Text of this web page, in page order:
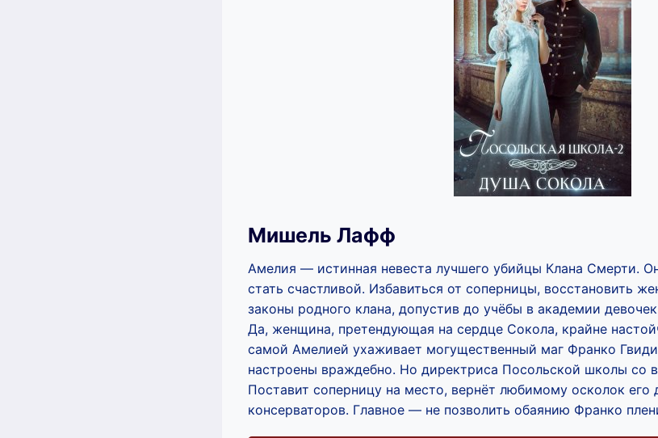
Мишель Лафф
Амелия — истинная невеста лучшего убийцы Клана Смерти.
стать счастливой. Избавиться от соперницы, восстановить
законы родного клана, допустив до учёбы в академии
Да, женщина, претендующая на сердце Сокола, крайне
самой Амелией ухаживает могущественный маг Франко
настроены враждебно. Но директриса Посольской школы со
Поставит соперницу на место, вернёт любимому осколок его
консерваторов. Главное — не позволить обаянию Франко